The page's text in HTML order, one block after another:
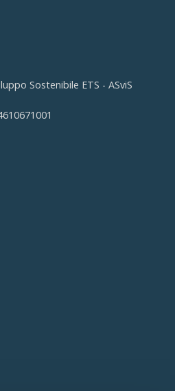
Sostenibile ETS - ASviS